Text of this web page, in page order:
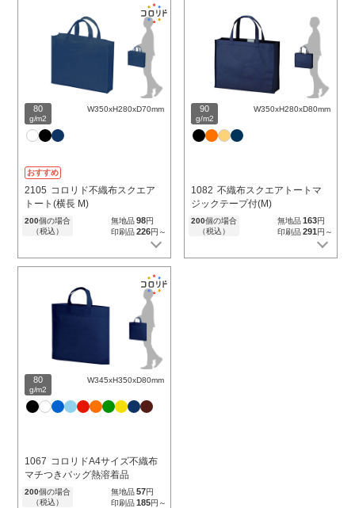
80
g/m2
W350xH280xD70mm
おすすめ
2105 コロリド不織布スクエア
トート(横長 M)
200個の場合
（税込）
無地品98円
印刷品226円～
90
g/m2
W350xH280xD80mm
1082 不織布スクエアトートマ
ジックテープ付(M)
200個の場合
（税込）
無地品163円
印刷品291円～
80
g/m2
W345xH350xD80mm
1067 コロリドA4サイズ不織布
マチつきバッグ熱溶着品
200個の場合
（税込）
無地品57円
印刷品185円～